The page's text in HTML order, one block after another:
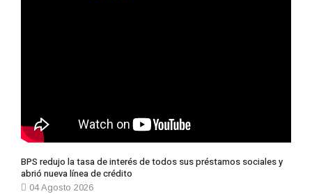
BPS redujo la tasa de interés de todos sus préstamos sociales y
abrió nueva línea de crédito
04 Agosto 2026